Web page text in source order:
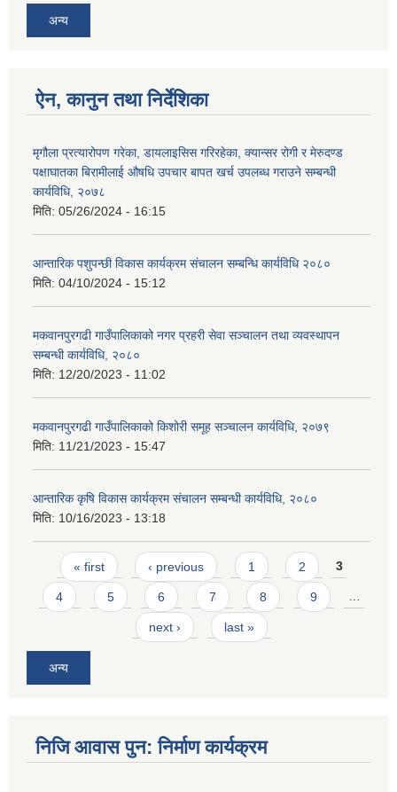
अन्य
ऐन, कानुन तथा निर्देशिका
मृगौला प्रत्यारोपण गरेका, डायलाइसिस गरिरहेका, क्यान्सर रोगी र मेरुदण्‍ड
पक्षाघातका बिरामीलाई ‍औषधि उपचार बापत खर्च उपलब्ध गराउने सम्बन्धी
कार्यविधि, २०७८
मिति: 05/26/2024 - 16:15
आन्तारिक पशुपन्छी विकास कार्यक्रम संचालन सम्बन्धि कार्यविधि २०८०
मिति: 04/10/2024 - 15:12
मकवानपुरगढी गाउँपालिकाको नगर प्रहरी सेवा सञ्‍चालन तथा व्‍यवस्‍थापन
सम्बन्धी कार्यविधि, २०८०
मिति: 12/20/2023 - 11:02
मकवानपुरगढी गाउँपालिकाको किशोरी समूह सञ्‍चालन कार्यविधि, २०७९
मिति: 11/21/2023 - 15:47
आन्तारिक कृषि विकास कार्यक्रम संचालन सम्बन्धी कार्यविधि, २०८०
मिति: 10/16/2023 - 13:18
Pages
« first ‹ previous 1 2 3
4 5 6 7 8 9 …
next › last »
अन्य
निजि आवास पुन: निर्माण कार्यक्रम